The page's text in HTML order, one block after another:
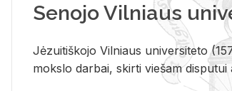
Senojo Vilniaus
Jėzuitiškojo Vilniaus universiteto
mokslo darbai, skirti viešam